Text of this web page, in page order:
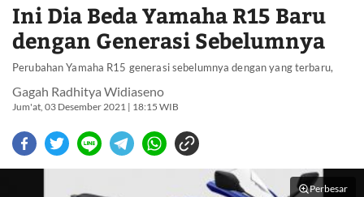
Ini Dia Beda Yamaha R15 Baru
dengan Generasi Sebelumnya
Perubahan Yamaha R15 generasi sebelumnya dengan yang terbaru,
Gagah Radhitya Widiaseno
Jum'at, 03 Desember 2021 | 18:15 WIB
Perbesar